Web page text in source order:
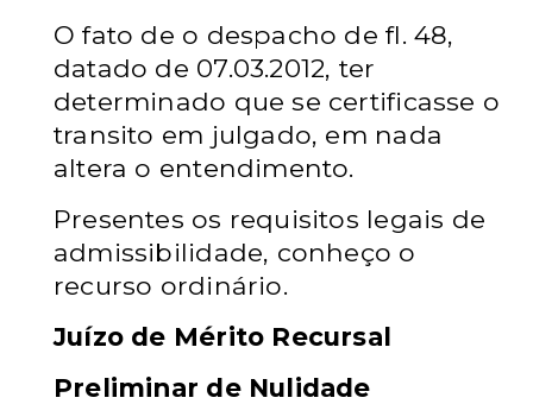
O fato de o despacho de fl. 48,
datado de 07.03.2012, ter
determinado que se certificasse o
transito em julgado, em nada
altera o entendimento.
Presentes os requisitos legais de
admissibilidade, conheço o
recurso ordinário.
Juízo de Mérito Recursal
Preliminar de Nulidade